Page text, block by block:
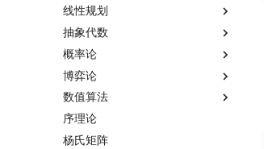
最大公约数
欧拉函数
筛法
分解质因数
裴蜀定理 & 一次不定方程
费马小定理 & 欧拉定理
模逆元
快速傅里叶变换
快速数论变换
快速沃尔什变换
Chirp Z 变换
多项式牛顿迭代
多项式多点求值|快速插值
多项式初等函数
抽屉原理
容斥原理
斐波那契数列
错位排列
卡特兰数
斯特林数
贝尔数
线性代数简介
向量
内积和外积
矩阵
初等变换
行列式
线性空间
线性规划
线性规划基础
单纯形法
抽象代数
基本概念
群论
环论
域论
Schreier–Sims 算法
概率论
基本概念
条件概率与独立性
随机变量
随机变量的数字特征
博弈论
博弈论简介
公平组合游戏
零和游戏
数值算法
插值
数值积分
序理论
杨氏矩阵